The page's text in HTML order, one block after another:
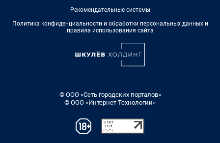
Рекомендательные системы
Политика конфиденциальности и обработки персональных данных и
правила использования сайта
© ООО «Сеть городских порталов»
© ООО «Интернет Технологии»